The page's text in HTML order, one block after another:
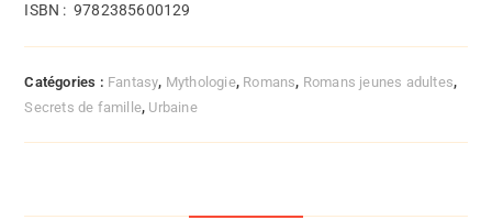
ISBN : ‎9782385600129
Catégories : Fantasy, Mythologie, Romans, Romans jeunes adultes,
Secrets de famille, Urbaine